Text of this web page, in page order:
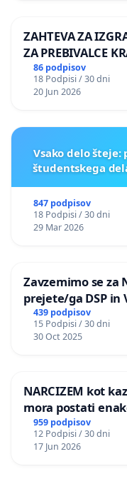
ZAHTEVA ZA
ZA PREBIVALCE
PRESTRANEK
86 podpisov
18 Podpisi / 30 dni
20 Jun 2026
Vsako delo
študentskega
847 podpisov
18 Podpisi / 30 dni
29 Mar 2026
Zavzemimo se za
prejete/ga DSP in
439 podpisov
15 Podpisi / 30 dni
30 Oct 2025
NARCIZEM kot
mora postati
nasilje
959 podpisov
12 Podpisi / 30 dni
17 Jun 2026